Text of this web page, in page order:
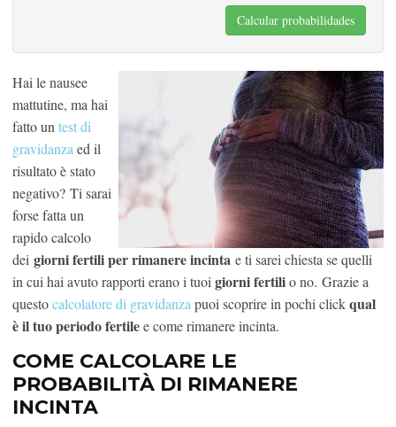
Calcular probabilidades
Hai le nausee
mattutine, ma hai
fatto un test di
gravidanza ed il
risultato è stato
negativo? Ti sarai
forse fatta un
rapido calcolo
dei giorni fertili per rimanere incinta e ti sarei chiesta se quelli
in cui hai avuto rapporti erano i tuoi giorni fertilio no. Grazie a
questocalcolatore di gravidanza puoi scoprire in pochi clickqual
è il tuo periodo fertilee come rimanere incinta.
COME CALCOLARE LE
PROBABILITÀ DI RIMANERE
INCINTA